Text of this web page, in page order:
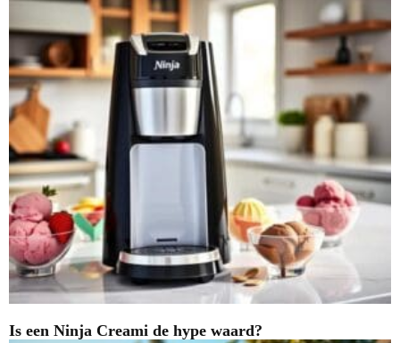
Is een Ninja Creami de hype waard?